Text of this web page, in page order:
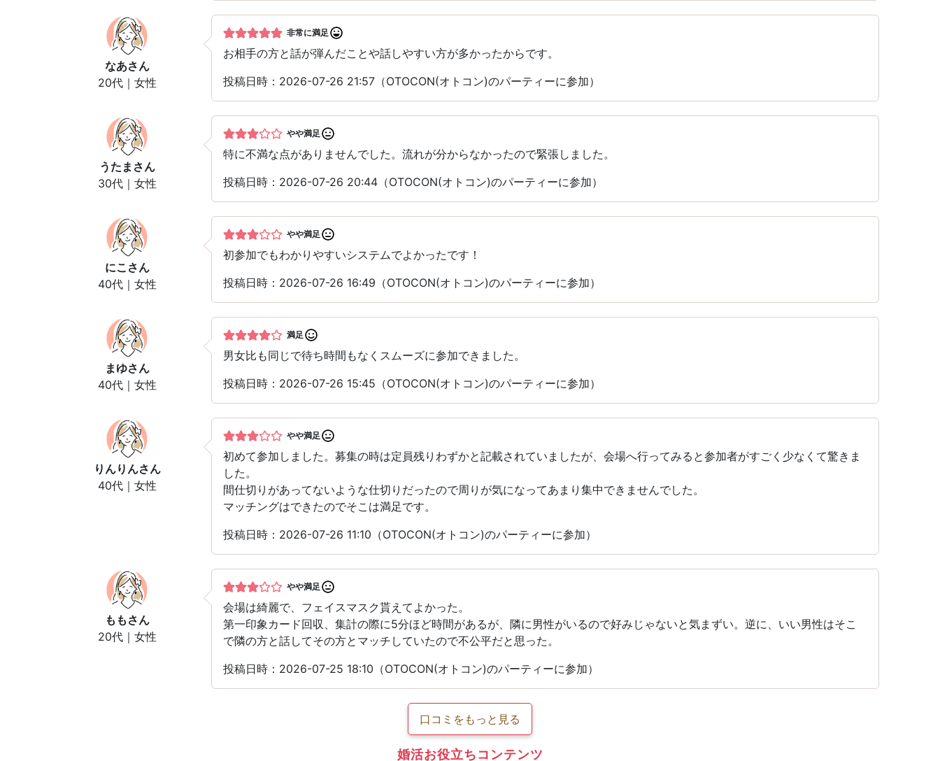
なあさん
20代｜女性
非常に満足
お相手の方と話が弾んだことや話しやすい方が多かったからです。
投稿日時：2026-07-26 21:57（OTOCON(オトコン)のパーティーに参加）
うたま さん
30代｜女性
やや満足
特に不満な点がありませんでした。流れが分からなかったので緊張しました。
投稿日時：2026-07-26 20:44（OTOCON(オトコン)のパーティーに参加）
にこ さん
40代｜女性
やや満足
初参加でもわかりやすいシステムでよかったです！
投稿日時：2026-07-26 16:49（OTOCON(オトコン)のパーティーに参加）
まゆさん
40代｜女性
満足
男女比も同じで待ち時間もなくスムーズに参加できました。
投稿日時：2026-07-26 15:45（OTOCON(オトコン)のパーティーに参加）
りんりんさん
40代｜女性
やや満足
初めて参加しました。募集の時は定員残りわずかと記載されていましたが、会場へ行ってみると参加者がすごく少なくて驚きま
した。
間仕切りがあってないような仕切りだったので周りが気になってあまり集中できませんでした。
マッチングはできたのでそこは満足です。
投稿日時：2026-07-26 11:10（OTOCON(オトコン)のパーティーに参加）
もも さん
20代｜女性
やや満足
会場は綺麗で、フェイスマスク貰えてよかった。
第一印象カード回収、集計の際に5分ほど時間があるが、隣に男性がいるので好みじゃないと気まずい。逆に、いい男性はそこ
で隣の方と話してその方とマッチしていたので不公平だと思った。
投稿日時：2026-07-25 18:10（OTOCON(オトコン)のパーティーに参加）
口コミをもっと見る
婚活お役立ちコンテンツ